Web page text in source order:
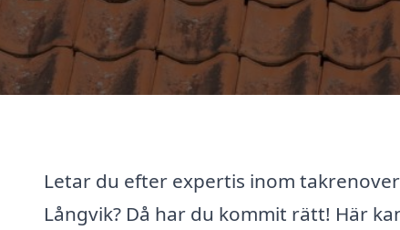
Letar du efter expertis inom
Långvik? Då har du kommit rätt! Här